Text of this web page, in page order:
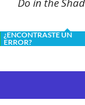
Do in the
¿ENCONTRASTE UN
ERROR?